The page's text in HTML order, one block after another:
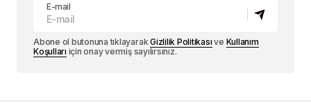
E-mail
Abone ol butonuna tıklayarakGizlilik Politikası ve Kullanım
Koşulları için onay vermiş sayılırsınız.